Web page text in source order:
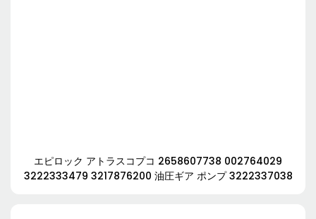
エピロック アトラスコプコ 2658607738 002764029
3222333479 3217876200 油圧ギア ポンプ 3222337038